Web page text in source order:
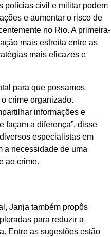
polícias civil e militar podem
e aumentar o risco de
no Rio. A primeira-
mais estreita entre as
mais eficazes e
para que possamos
crime organizado.
informações e
façam a diferença”, disse
especialistas em
a necessidade de uma
ao crime.
Janja também propôs
para reduzir a
Entre as sugestões estão